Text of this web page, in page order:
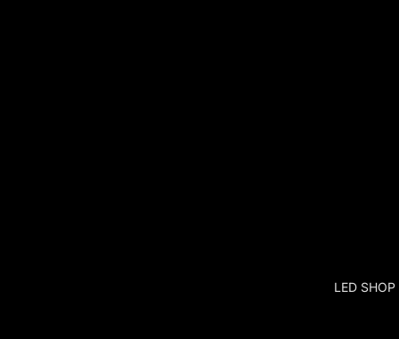
LED SHOP